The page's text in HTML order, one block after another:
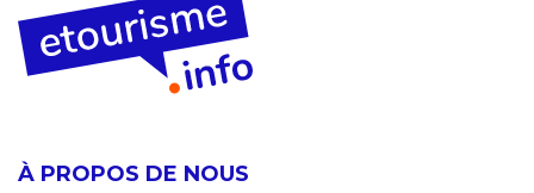
À PROPOS DE NOUS